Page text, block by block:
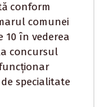
conform
comunei
10 în vederea
concursul
specialitate